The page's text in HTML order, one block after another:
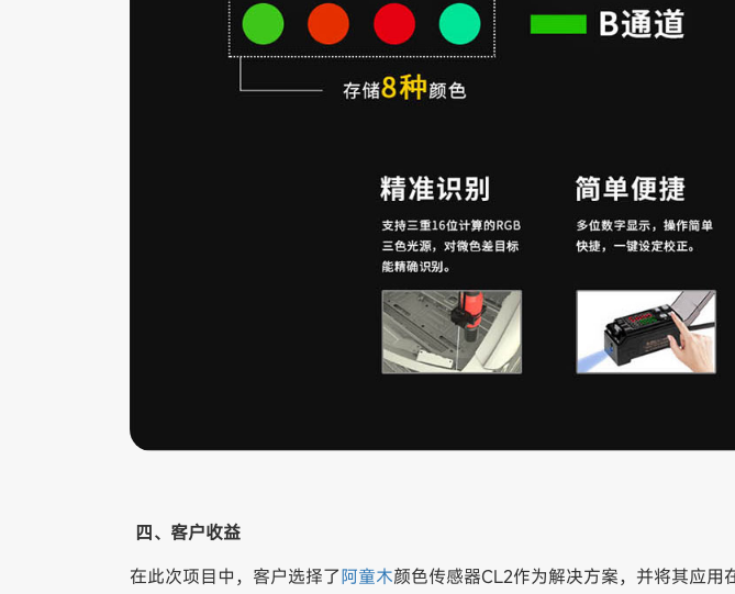
四、客户收益
在此次项目中，客户选择了阿童木颜色传感器CL2作为解决方案，并将其应用